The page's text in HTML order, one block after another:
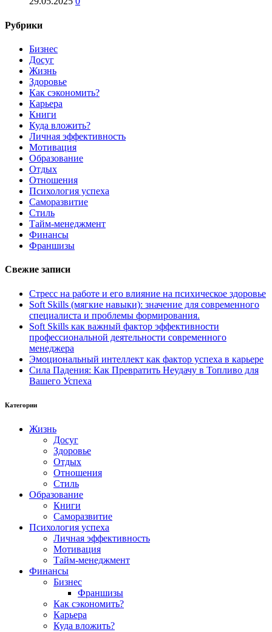
Рубрики
Бизнес
Досуг
Жизнь
Здоровье
Как сэкономить?
Карьера
Книги
Куда вложить?
Личная эффективность
Мотивация
Образование
Отдых
Отношения
Психология успеха
Саморазвитие
Стиль
Тайм-менеджмент
Финансы
Франшизы
Свежие записи
Стресс на работе и его влияние на психическое здоровье
Soft Skills (мягкие навыки): значение для современного
специалиста и проблемы формирования.
Soft Skills как важный фактор эффективности
профессиональной деятельности современного
менеджера
Эмоциональный интеллект как фактор успеха в карьере
Сила Падения: Как Превратить Неудачу в Топливо для
Вашего Успеха
Категории
Жизнь
Досуг
Здоровье
Отдых
Отношения
Стиль
Образование
Книги
Саморазвитие
Психология успеха
Личная эффективность
Мотивация
Тайм-менеджмент
Финансы
Бизнес
Франшизы
Как сэкономить?
Карьера
Куда вложить?